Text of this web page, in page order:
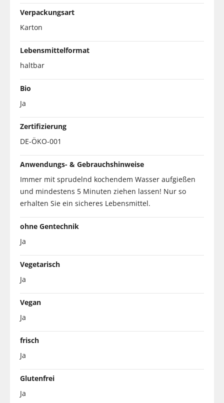
Verpackungsart
Karton
Lebensmittelformat
haltbar
Bio
Ja
Zertifizierung
DE-ÖKO-001
Anwendungs- & Gebrauchshinweise
Immer mit sprudelnd kochendem Wasser aufgießen
und mindestens 5 Minuten ziehen lassen! Nur so
erhalten Sie ein sicheres Lebensmittel.
ohne Gentechnik
Ja
Vegetarisch
Ja
Vegan
Ja
frisch
Ja
Glutenfrei
Ja